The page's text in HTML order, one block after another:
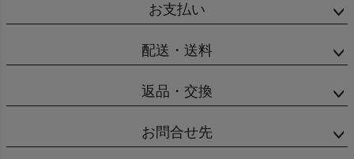
お支払い
配送・送料
返品・交換
お問合せ先